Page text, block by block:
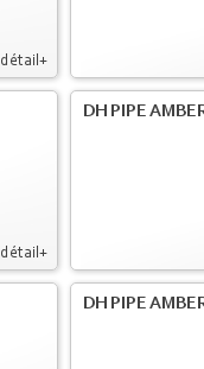
détail+
détail+
DH PIPE
DH PIPE